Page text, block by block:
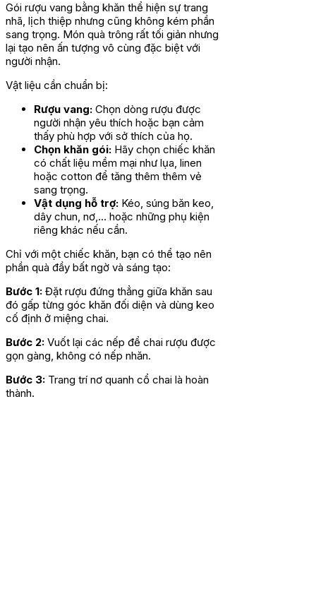
Gói rượu vang bằng khăn thể hiện sự trang
nhã, lịch thiệp nhưng cũng không kém phần
sang trọng. Món quà trông rất tối giản nhưng
lại tạo nên ấn tượng vô cùng đặc biệt với
người nhận.
Vật liệu cần chuẩn bị:
Rượu vang: Chọn dòng rượu được
người nhận yêu thích hoặc bạn cảm
thấy phù hợp với sở thích của họ.
Chọn khăn gói: Hãy chọn chiếc khăn
có chất liệu mềm mại như lụa, linen
hoặc cotton để tăng thêm thêm vẻ
sang trọng.
Vật dụng hỗ trợ: Kéo, súng băn keo,
dây chun, nơ,… hoặc những phụ kiện
riêng khác nếu cần.
Chỉ với một chiếc khăn, bạn có thể tạo nên
phần quà đầy bất ngờ và sáng tạo:
Bước 1: Đặt rượu đứng thẳng giữa khăn sau
đó gấp từng góc khăn đối diện và dùng keo
cố định ở miệng chai.
Bước 2: Vuốt lại các nếp để chai rượu được
gọn gàng, không có nếp nhăn.
Bước 3: Trang trí nơ quanh cổ chai là hoàn
thành.